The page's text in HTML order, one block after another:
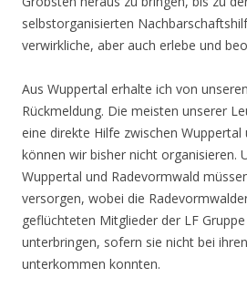
selbstorganisierten
verwirkliche, aber auch erlebe und
Aus Wuppertal erhalte ich von
Rückmeldung. Die meisten unserer
eine direkte Hilfe zwischen Wuppertal
können wir bisher nicht organisieren.
Wuppertal und Radevormwald
versorgen, wobei die
geflüchteten Mitglieder der LF
unterbringen, sofern sie nicht bei
unterkommen konnten.